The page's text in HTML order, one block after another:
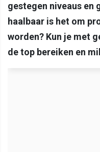
gestegen niveaus en
haalbaar is het om
worden? Kun je met
de top bereiken en